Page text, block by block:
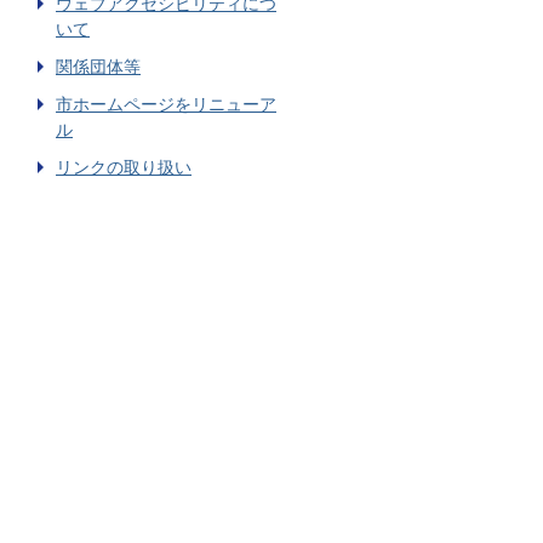
いて
関係団体等
市ホームページをリニューア
ル
リンクの取り扱い